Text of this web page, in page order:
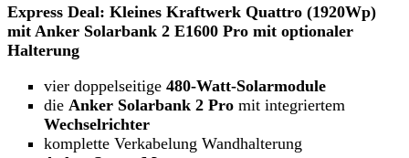
Express Deal: Kleines Kraftwerk Quattro (1920Wp)
mit Anker Solarbank 2 E1600 Pro mit optionaler
Halterung
vier doppelseitige 480‑Watt‑Solarmodule
die Anker Solarbank 2 Pro mit integriertem
Wechselrichter
komplette Verkabelung Wandhalterung